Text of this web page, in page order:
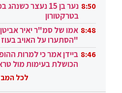
8:50
נער בן 15 נעצר
בטרקטורון
8:48 אמו של סמ"ר יאיר
"הסתערו על האויב בעוז
ובגבורה" 8:46 ביידן אמר כי למרות
הכושלת בעימות מול
לכל